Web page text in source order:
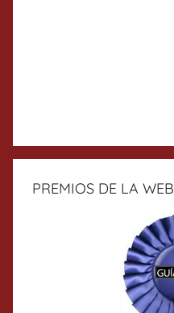
PREMIOS DE LA WEB